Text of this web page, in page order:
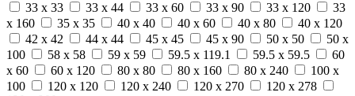
33 x 33
33 x 44 33 x 60 33 x 90 33 x 120
33
x 160
35 x 35 40 x 40 40 x 60 40 x 80
40 x 120
42 x 42
44 x 44 45 x 45 45 x 90 50 x 50
50 x
100
58 x 58 59 x 59 59.5 x 119.1 59.5 x 59.5
60
x 60
60 x 120 80 x 80 80 x 160 80 x 240
100 x
100
120 x 120 120 x 240 120 x 270
120 x 278